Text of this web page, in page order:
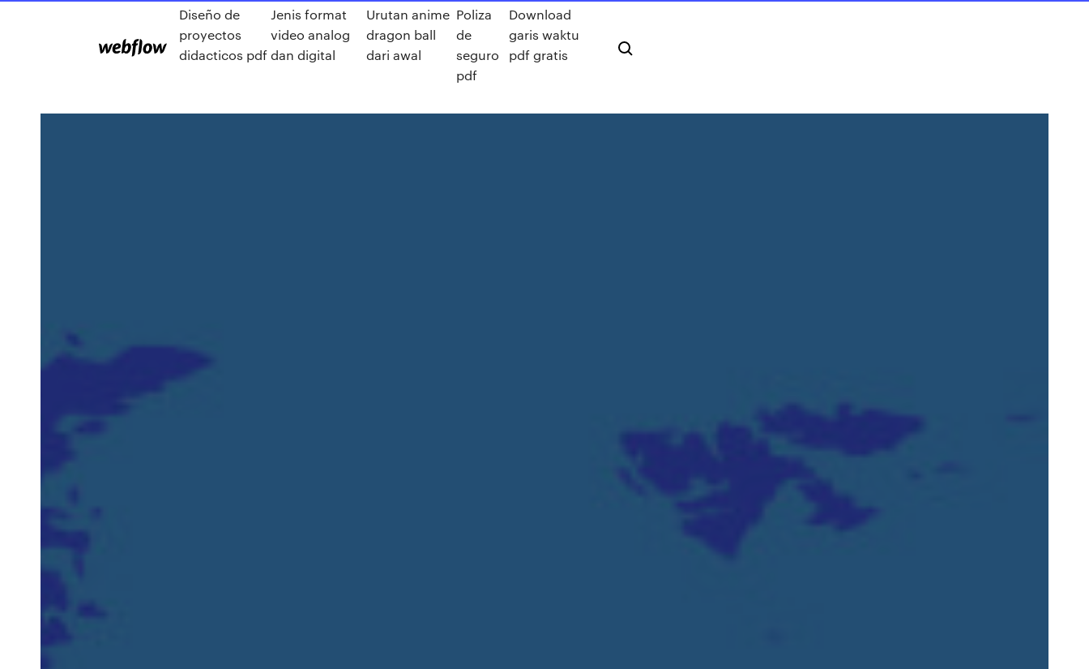
Diseño de
proyectos
didacticos pdf
Jenis format
video analog
dan digital
Urutan anime
dragon ball
dari awal
Poliza
de
seguro
pdf
Download
garis waktu
pdf gratis